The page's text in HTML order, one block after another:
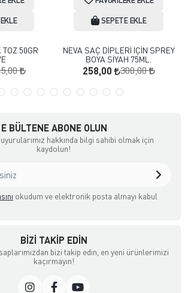
50GR
SEPETE EKLE
NEVA SAÇ DİPLERİ İÇİN SPREY
BOYA SİYAH 75ML.
258,00 300,00
E BÜLTENE ABONE OLUN
hakkında bilgi sahibi olmak için
kaydolun!
okudum ve elektronik posta almayı kabul
BIZI TAKIP EDIN
bizi takip edin, en yeni ürünlerimizi
kaçırmayın!